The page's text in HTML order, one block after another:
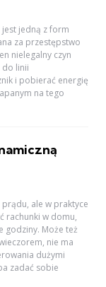
jedną z form
za przestępstwo
nielegalny czyn
do linii
i pobierać energię
na tego
ale w praktyce
rachunki w domu,
godziny. Może też
nie ma
dużymi
zadać sobie